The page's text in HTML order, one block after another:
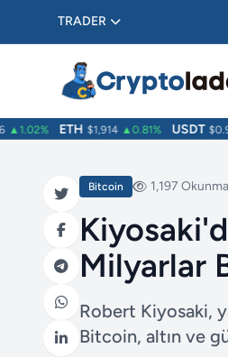
TRADER
ETH $1,914 ▲0.81% USDT
Bitcoin 1,197 Okunma
Milyarlar
Robert Kiyosaki,
Bitcoin, altın ve